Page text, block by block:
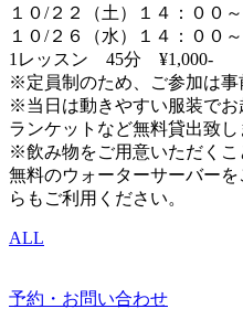
１０/２２（土）１４：００～
１０/２６（水）１４：００～
1レッスン 45分 ¥1,000-
※定員制のため、ご参加は事
※当日は動きやすい服装で
ランケットなど無料貸出致し
※飲み物をご用意いただくこ
無料のウォーターサーバー
らもご利用ください。
ALL
予約・お問い合わせ